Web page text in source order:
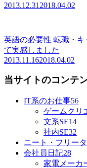
2013.12.31 2018.04.02
英語の必要性 転職・
て実感しました
2013.11.162018.04.02
当サイトのコンテ
IT系のお仕事56
ゲームクリ
文系SE14
社内SE32
ニート・フリー
会社員日記28
家電メーカ